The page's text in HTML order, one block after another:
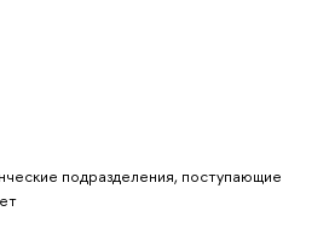
подразделения, поступающие